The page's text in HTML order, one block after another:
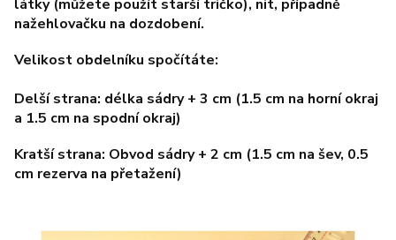
látky (můžete použít starší tričko), nit, případně
nažehlovačku na dozdobení.
Velikost obdelníku spočítáte:
Delší strana: délka sádry + 3 cm (1.5 cm na horní okraj
a 1.5 cm na spodní okraj)
Kratší strana: Obvod sádry + 2 cm (1.5 cm na šev, 0.5
cm rezerva na přetažení)